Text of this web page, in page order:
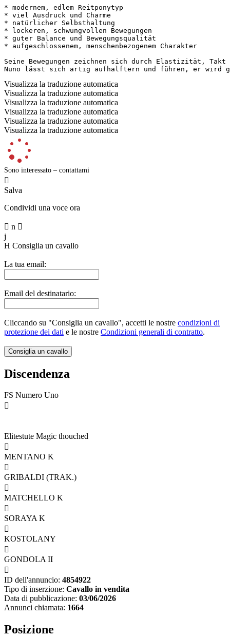
* modernem, edlem Reitponytyp
* viel Ausdruck und Charme
* natürlicher Selbsthaltung
* lockeren, schwungvollen Bewegungen
* guter Balance und Bewegungsqualität
* aufgeschlossenem, menschenbezogenem Charakter
Seine Bewegungen zeichnen sich durch Elastizität,
Nuno lässt sich artig aufhalftern und führen, er wird gut
Visualizza la traduzione automatica
Visualizza la traduzione automatica
Visualizza la traduzione automatica
Visualizza la traduzione automatica
Visualizza la traduzione automatica
Visualizza la traduzione automatica
Sono interessato – contattami

Salva
Condividi una voce ora
 n 
j
H Consiglia un cavallo
La tua email:
Email del destinatario:
Cliccando su "Consiglia un cavallo", accetti le nostre condizioni di
protezione dei dati e le nostre Condizioni generali di contratto.
Discendenza
FS Numero Uno

Elitestute Magic thouched

MENTANO K

GRIBALDI (TRAK.)

MATCHELLO K

SORAYA K

KOSTOLANY

GONDOLA II

ID dell'annuncio: 4854922
Tipo di inserzione: Cavallo in vendita
Data di pubblicazione: 03/06/2026
Annunci chiamata: 1664
Posizione